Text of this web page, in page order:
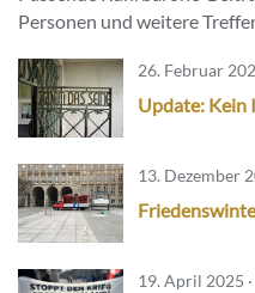
Personen und weitere
26. Februar
Update: Kein
13. Dezember
19. April 2025